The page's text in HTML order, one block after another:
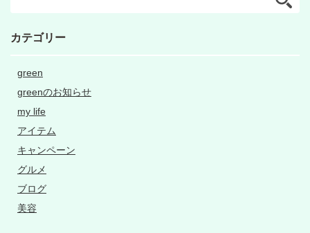
カテゴリー
green
greenのお知らせ
my life
アイテム
キャンペーン
グルメ
ブログ
美容